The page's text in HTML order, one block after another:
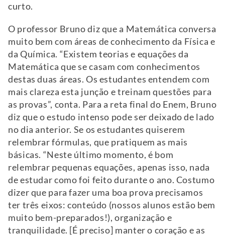
curto.
O professor Bruno diz que a Matemática conversa
muito bem com áreas de conhecimento da Física e
da Química. “Existem teorias e equações da
Matemática que se casam com conhecimentos
destas duas áreas. Os estudantes entendem com
mais clareza esta junção e treinam questões para
as provas”, conta. Para a reta final do Enem, Bruno
diz que o estudo intenso pode ser deixado de lado
no dia anterior. Se os estudantes quiserem
relembrar fórmulas, que pratiquem as mais
básicas. “Neste último momento, é bom
relembrar pequenas equações, apenas isso, nada
de estudar como foi feito durante o ano. Costumo
dizer que para fazer uma boa prova precisamos
ter três eixos: conteúdo (nossos alunos estão bem
muito bem-preparados!), organização e
tranquilidade. [É preciso] manter o coração e as